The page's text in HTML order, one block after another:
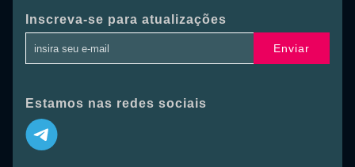
Inscreva-se para atualizações
Enviar
Estamos nas redes sociais